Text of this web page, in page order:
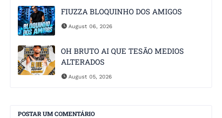
FIUZZA BLOQUINHO DOS AMIGOS
August 06, 2026
OH BRUTO AI QUE TESÃO MEDIOS
ALTERADOS
August 05, 2026
POSTAR UM COMENTÁRIO